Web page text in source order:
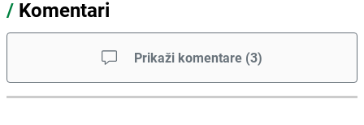
/ Komentari
Prikaži komentare (3)